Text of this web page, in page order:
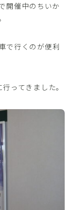
開催中のちいか
で行くのが便利
ってきました。